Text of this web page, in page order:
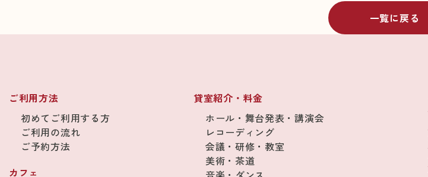
一覧に戻る
ご利用方法
初めてご利用する方
ご利用の流れ
ご予約方法
カフェ
貸室紹介・料金
ホール・舞台発表・講演会
レコーディング
会議・研修・教室
美術・茶道